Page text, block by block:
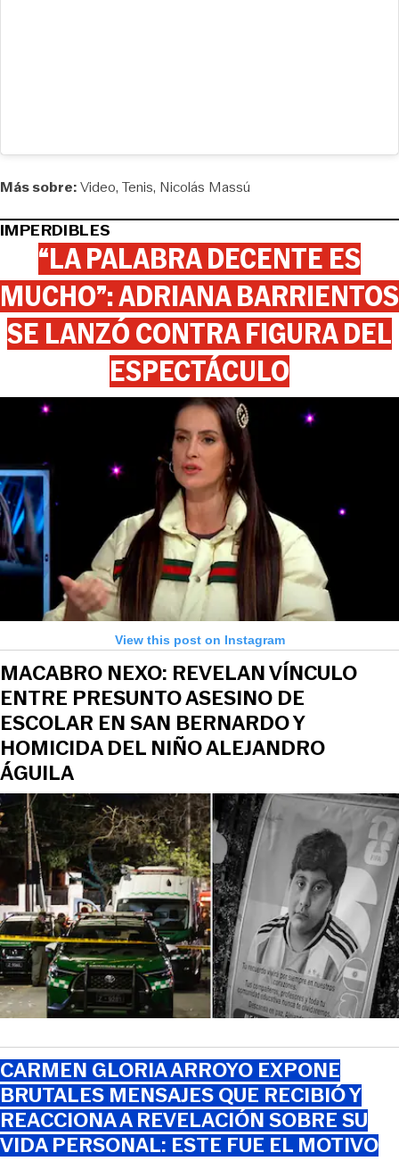
View this post on Instagram
Más sobre:Video Tenis Nicolás Massú
IMPERDIBLES
“LA PALABRA DECENTE ES
MUCHO”: ADRIANA BARRIENTOS
SE LANZÓ CONTRA FIGURA DEL
ESPECTÁCULO
MACABRO NEXO: REVELAN VÍNCULO
ENTRE PRESUNTO ASESINO DE
ESCOLAR EN SAN BERNARDO Y
HOMICIDA DEL NIÑO ALEJANDRO
ÁGUILA
CARMEN GLORIA ARROYO EXPONE
BRUTALES MENSAJES QUE RECIBIÓ Y
REACCIONA A REVELACIÓN SOBRE SU
VIDA PERSONAL: ESTE FUE EL MOTIVO